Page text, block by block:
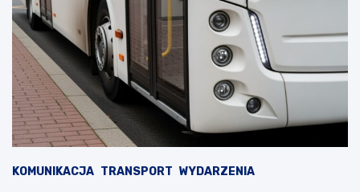
KOMUNIKACJA TRANSPORT WYDARZENIA